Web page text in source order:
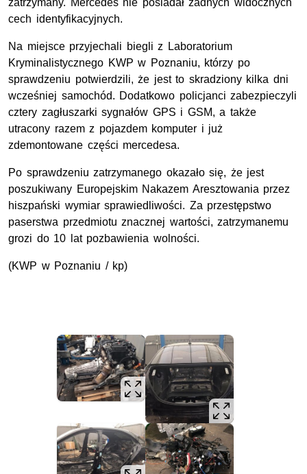
zatrzymany. Mercedes nie posiadał żadnych widocznych
cech identyfikacyjnych.
Na miejsce przyjechali biegli z Laboratorium
Kryminalistycznego KWP w Poznaniu, którzy po
sprawdzeniu potwierdzili, że jest to skradziony kilka dni
wcześniej samochód. Dodatkowo policjanci zabezpieczyli
cztery zagłuszarki sygnałów GPS i GSM, a także
utracony razem z pojazdem komputer i już
zdemontowane części mercedesa.
Po sprawdzeniu zatrzymanego okazało się, że jest
poszukiwany Europejskim Nakazem Aresztowania przez
hiszpański wymiar sprawiedliwości. Za przestępstwo
paserstwa przedmiotu znacznej wartości, zatrzymanemu
grozi do 10 lat pozbawienia wolności.
(KWP w Poznaniu / kp)